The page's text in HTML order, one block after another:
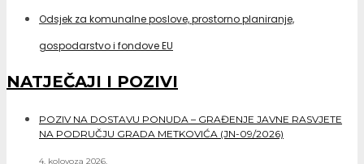
Odsjek za komunalne poslove, prostorno planiranje,
gospodarstvo i fondove EU
NATJEČAJI I POZIVI
POZIV NA DOSTAVU PONUDA – GRAĐENJE JAVNE RASVJETE
NA PODRUČJU GRADA METKOVIĆA (JN-09/2026)
4. kolovoza 2026.